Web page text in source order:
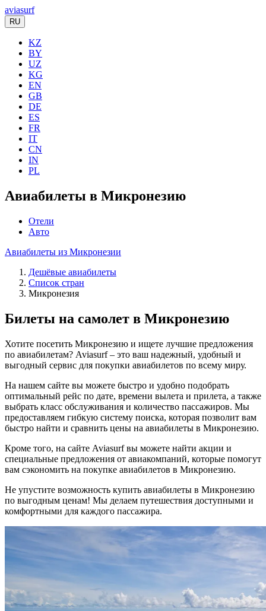
aviasurf
RU
KZ
BY
UZ
KG
EN
GB
DE
ES
FR
IT
CN
IN
PL
Авиабилеты в Микронезию
Отели
Авто
Авиабилеты из Микронезии
Дешёвые авиабилеты
Список стран
Микронезия
Билеты на самолет в Микронезию
Хотите посетить Микронезию и ищете лучшие предложения
по авиабилетам? Aviasurf – это ваш надежный, удобный и
выгодный сервис для покупки авиабилетов по всему миру.
На нашем сайте вы можете быстро и удобно подобрать
оптимальный рейс по дате, времени вылета и прилета, а также
выбрать класс обслуживания и количество пассажиров. Мы
предоставляем гибкую систему поиска, которая позволит вам
быстро найти и сравнить цены на авиабилеты в Микронезию.
Кроме того, на сайте Aviasurf вы можете найти акции и
специальные предложения от авиакомпаний, которые помогут
вам сэкономить на покупке авиабилетов в Микронезию.
Не упустите возможность купить авиабилеты в Микронезию
по выгодным ценам! Мы делаем путешествия доступными и
комфортными для каждого пассажира.